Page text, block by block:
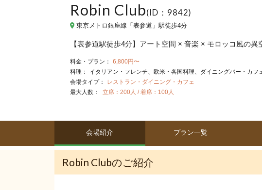
Robin Club(ID：9842)
東京メトロ銀座線「表参道」駅徒歩4分
【表参道駅徒歩4分】アート空間 × 音楽 × モロッコ風の
料金・プラン：
6,800円〜
料理：
イタリアン・フレンチ 欧米・各国料理
ダイニングバー・カフ
会場タイプ：
レストラン・ダイニング・カフェ
最大人数：
立席：200人 / 着席：100人
会場紹介 プラン一覧
Robin Clubのご紹介